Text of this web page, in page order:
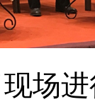
进